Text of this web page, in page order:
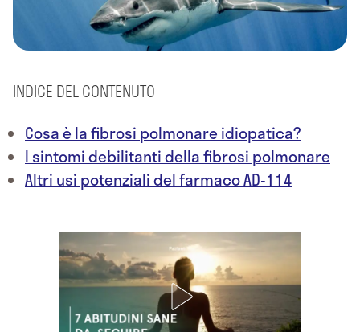
INDICE DEL CONTENUTO
Cosa è la fibrosi polmonare idiopatica?
I sintomi debilitanti della fibrosi polmonare
Altri usi potenziali del farmaco AD-114